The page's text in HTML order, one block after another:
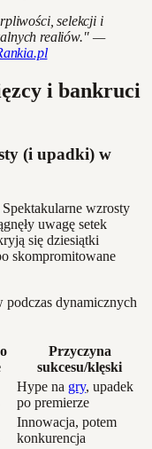
selekcji i
realiów." —
i bankruci
(i upadki) w
wzrosty
uwagę setek
się dziesiątki
skompromitowane
Przyczyna
sukcesu/klęski
Hype na gry, upadek
po premierze
Innowacja, potem
konkurencja